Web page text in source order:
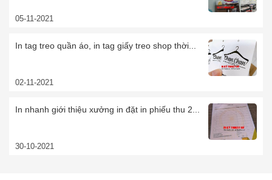
05-11-2021
In tag treo quần áo, in tag giấy treo shop thời...
02-11-2021
In nhanh giới thiệu xưởng in đặt in phiếu thu 2...
30-10-2021